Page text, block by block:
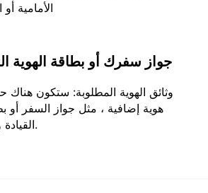
الأمامية
جواز سفرك أو بطاقة الهوية
وثائق الهوية المطلوبة: ستكون هناك
هوية إضافية ، مثل جواز السفر أو
القيادة وحدها ليست كافية.